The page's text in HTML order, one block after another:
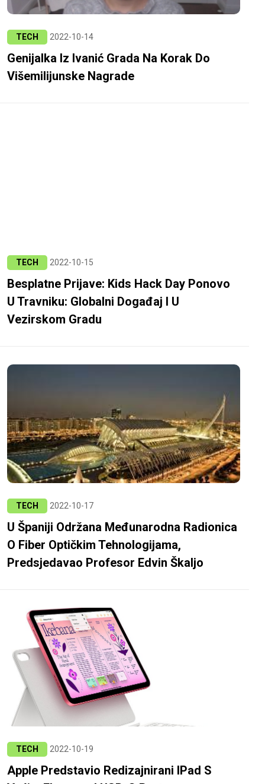
TECH 2022-10-14
Genijalka Iz Ivanić Grada Na Korak Do
Višemilijunske Nagrade
TECH 2022-10-15
Besplatne Prijave: Kids Hack Day Ponovo
U Travniku: Globalni Događaj I U
Vezirskom Gradu
TECH 2022-10-17
U Španiji Održana Međunarodna Radionica
O Fiber Optičkim Tehnologijama,
Predsjedavao Profesor Edvin Škaljo
TECH 2022-10-19
Apple Predstavio Redizajnirani IPad S